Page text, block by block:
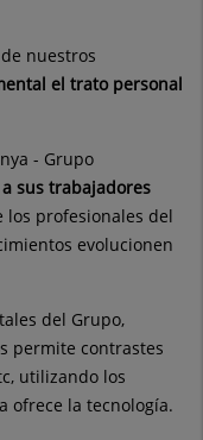
de nuestros
el trato personal
- Grupo
sus trabajadores
los profesionales del
evolucionen
del Grupo,
permite contrastes
utilizando los
ofrece la tecnología.